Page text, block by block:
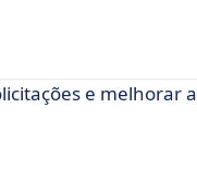
e melhorar a